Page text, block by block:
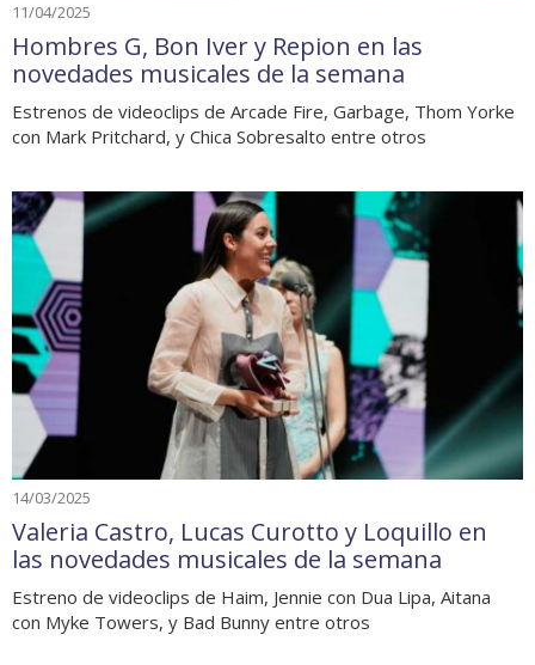
11/04/2025
Hombres G, Bon Iver y Repion en las
novedades musicales de la semana
Estrenos de videoclips de Arcade Fire, Garbage, Thom Yorke
con Mark Pritchard, y Chica Sobresalto entre otros
14/03/2025
Valeria Castro, Lucas Curotto y Loquillo en
las novedades musicales de la semana
Estreno de videoclips de Haim, Jennie con Dua Lipa, Aitana
con Myke Towers, y Bad Bunny entre otros